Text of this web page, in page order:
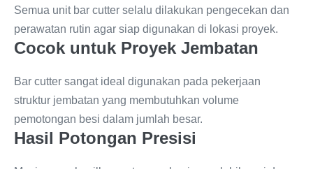
Semua unit bar cutter selalu dilakukan pengecekan dan
perawatan rutin agar siap digunakan di lokasi proyek.
Cocok untuk Proyek Jembatan
Bar cutter sangat ideal digunakan pada pekerjaan
struktur jembatan yang membutuhkan volume
pemotongan besi dalam jumlah besar.
Hasil Potongan Presisi